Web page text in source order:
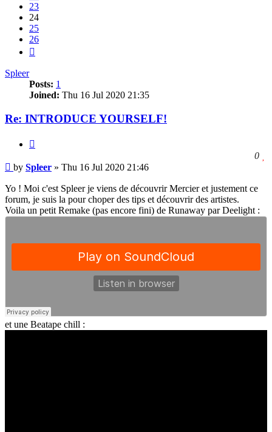
23
24
25
26
Spleer
Posts: 1
Joined: Thu 16 Jul 2020 21:35
Re: INTRODUCE YOURSELF!
0
Post
by Spleer » Thu 16 Jul 2020 21:46
Yo ! Moi c'est Spleer je viens de découvrir Mercier et justement ce
forum, je suis la pour choper des tips et découvrir des artistes.
Voila un petit Remake (pas encore fini) de Runaway par Deelight :
et une Beatape chill :